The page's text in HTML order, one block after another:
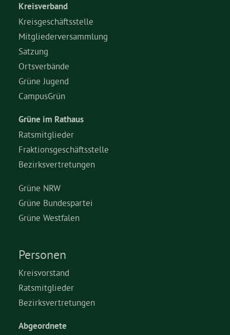
Kreisverband
Kreisgeschäftsstelle
Mitgliederversammlung
Satzung
Ortsverbände
Grüne Jugend
CampusGrün
Grüne im Rathaus
Ratsmitglieder
Fraktionsgeschäftsstelle
Bezirksvertretungen
Grüne NRW
Grüne Bundespartei
Grüne Westfalen
Personen
Kreisvorstand
Ratsmitglieder
Bezirksvertretungen
Abgeordnete